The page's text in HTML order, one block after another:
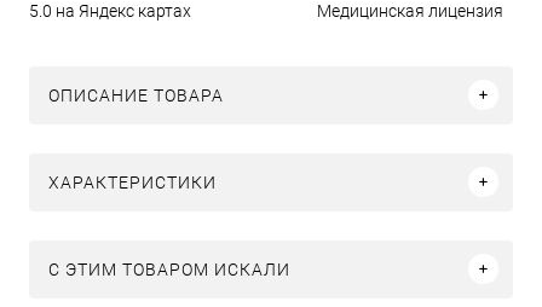
5.0 на Яндекс картах Медицинская лицензия
ОПИСАНИЕ ТОВАРА
ХАРАКТЕРИСТИКИ
C ЭТИМ ТОВАРОМ ИСКАЛИ